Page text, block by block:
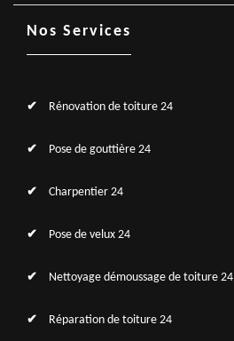
Nos Services
Rénovation de toiture 24
Pose de gouttière 24
Charpentier 24
Pose de velux 24
Nettoyage démoussage de toiture 24
Réparation de toiture 24